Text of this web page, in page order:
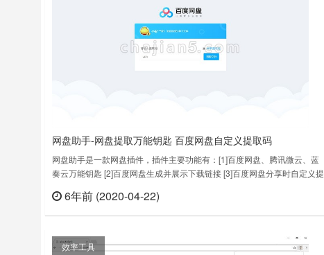
网盘助手-网盘提取万能钥匙 百度网盘自定义提取码
网盘助手是一款网盘插件，插件主要功能有：[1]百度网盘、腾讯微云、蓝
奏云万能钥匙 [2]百度网盘生成并展示下载链接 [3]百度网盘分享时自定义提
6年前 (2020-04-22)
效率工具